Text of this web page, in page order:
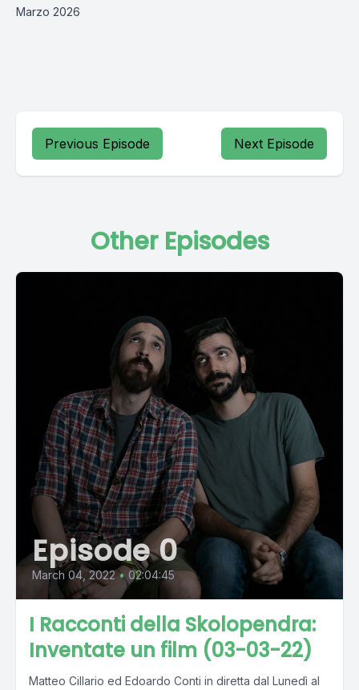
Marzo 2026
Previous Episode Next Episode
Other Episodes
Episode 0
March 04, 2022 • 02:04:45
I Racconti della Skolopendra:
Inventate un film (03-03-22)
Matteo Cillario ed Edoardo Conti in diretta dal Lunedì al